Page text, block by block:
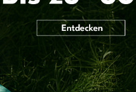
My Way